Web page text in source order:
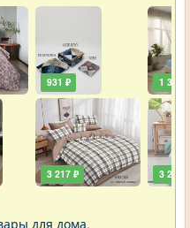
931 ₽
3 217 ₽
1 389 ₽
3 217 ₽
для дома.